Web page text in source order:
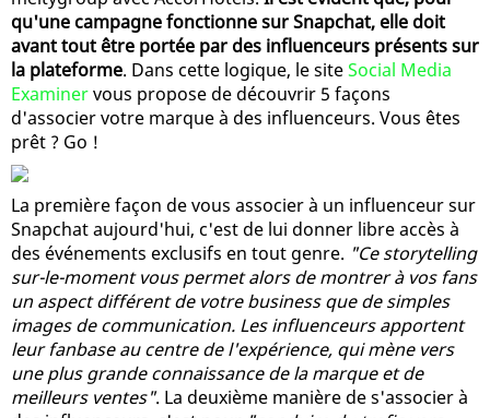
qu'une campagne fonctionne sur Snapchat, elle doit
avant tout être portée par des influenceurs présents sur
la plateforme. Dans cette logique, le siteSocial Media
Examinervous propose de découvrir 5 façons
d'associer votre marque à des influenceurs. Vous êtes
prêt ? Go !
La première façon de vous associer à un influenceur sur
Snapchat aujourd'hui, c'est de lui donner libre accès à
des événements exclusifs en tout genre. "Ce storytelling
sur-le-moment vous permet alors de montrer à vos fans
un aspect différent de votre business que de simples
images de communication. Les influenceurs apportent
leur fanbase au centre de l'expérience, qui mène vers
une plus grande connaissance de la marque et de
meilleurs ventes". La deuxième manière de s'associer à